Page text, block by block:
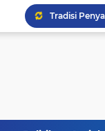
Tradisi